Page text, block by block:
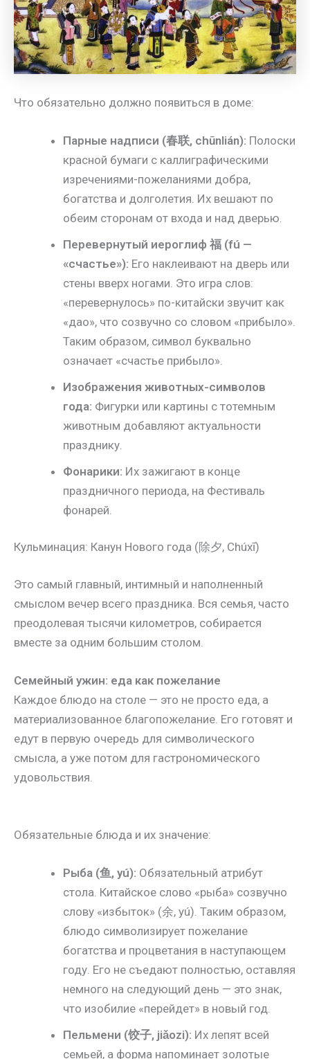
Что обязательно должно появиться в доме:
Парные надписи (春联, chūnlián): Полоски
красной бумаги с каллиграфическими
изречениями-пожеланиями добра,
богатства и долголетия. Их вешают по
обеим сторонам от входа и над дверью.
Перевернутый иероглиф 福 (fú —
«счастье»): Его наклеивают на дверь или
стены вверх ногами. Это игра слов:
«перевернулось» по-китайски звучит как
«дао», что созвучно со словом «прибыло».
Таким образом, символ буквально
означает «счастье прибыло».
Изображения животных-символов
года: Фигурки или картины с тотемным
животным добавляют актуальности
празднику.
Фонарики: Их зажигают в конце
праздничного периода, на Фестиваль
фонарей.
Кульминация: Канун Нового года (除夕, Chúxī)
Это самый главный, интимный и наполненный
смыслом вечер всего праздника. Вся семья, часто
преодолевая тысячи километров, собирается
вместе за одним большим столом.
Семейный ужин: еда как пожелание
Каждое блюдо на столе — это не просто еда, а
материализованное благопожелание. Его готовят и
едут в первую очередь для символического
смысла, а уже потом для гастрономического
удовольствия.
Обязательные блюда и их значение:
Рыба (鱼, yú): Обязательный атрибут
стола. Китайское слово «рыба» созвучно
слову «избыток» (余, yú). Таким образом,
блюдо символизирует пожелание
богатства и процветания в наступающем
году. Его не съедают полностью, оставляя
немного на следующий день — это знак,
что изобилие «перейдет» в новый год.
Пельмени (饺子, jiǎozi): Их лепят всей
семьей, а форма напоминает золотые